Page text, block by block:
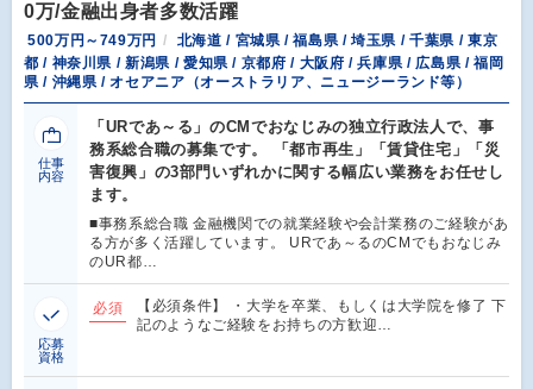
0万/金融出身者多数活躍
500万円～749万円
北海道 / 宮城県 / 福島県 / 埼玉県 / 千葉県 / 東京
都 / 神奈川県 / 新潟県 / 愛知県 / 京都府 / 大阪府 / 兵庫県 / 広島県 / 福岡
県 / 沖縄県 / オセアニア（オーストラリア、ニュージーランド等）
仕事
内容
「URであ～る」のCMでおなじみの独立行政法人で、事
務系総合職の募集です。 「都市再生」「賃貸住宅」「災
害復興」の3部門いずれかに関する幅広い業務をお任せし
ます。
■事務系総合職 金融機関での就業経験や会計業務のご経験があ
る方が多く活躍しています。 URであ～るのCMでもおなじみ
のUR都…
応募
資格
必須
【必須条件】 ・大学を卒業、もしくは大学院を修了 下
記のようなご経験をお持ちの方歓迎…